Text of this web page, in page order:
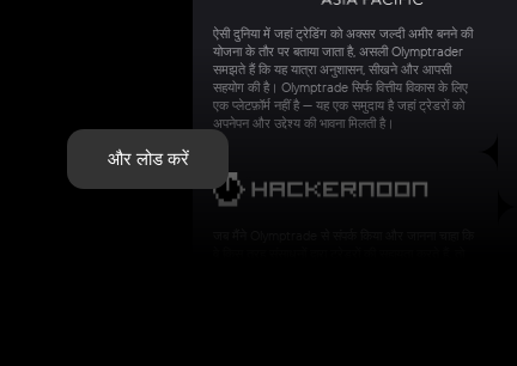
ऐसी दुनिया में जहां ट्रेडिंग को अक्सर जल्दी अमीर बनने की
योजना के तौर पर बताया जाता है, असली Olymptrader
समझते हैं कि यह यात्रा अनुशासन, सीखने और आपसी
सहयोग की है। Olymptrade सिर्फ वित्तीय विकास के लिए
एक प्लेटफ़ॉर्म नहीं है — यह एक समुदाय है जहां ट्रेडरों को
अपनेपन और उद्देश्य की भावना मिलती है।
और लोड करें